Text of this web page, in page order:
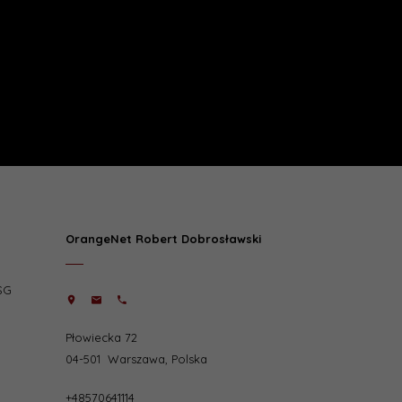
OrangeNet Robert Dobrosławski
Płowiecka 72
04-501 Warszawa Polska
+48570641114